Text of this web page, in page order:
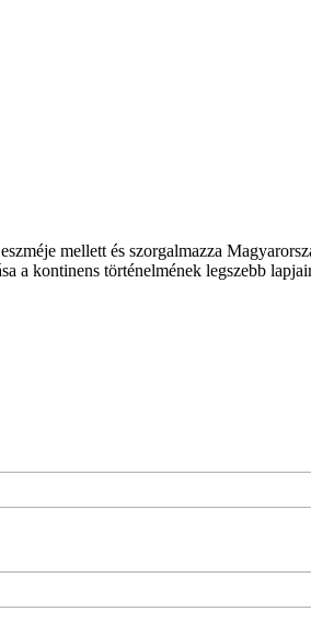
mellett és szorgalmazza
a kontinens történelmének legszebb